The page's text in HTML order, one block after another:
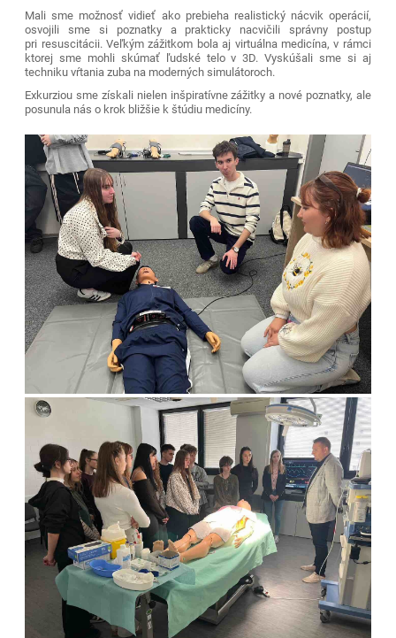
Mali sme možnosť vidieť ako prebieha realistický nácvik operácií,
osvojili sme si poznatky a prakticky nacvičili správny postup
pri resuscitácii. Veľkým zážitkom bola aj virtuálna medicína, v rámci
ktorej sme mohli skúmať ľudské telo v 3D. Vyskúšali sme si aj
techniku vŕtania zuba na moderných simulátoroch.
Exkurziou sme získali nielen inšpiratívne zážitky a nové poznatky, ale
posunula nás o krok bližšie k štúdiu medicíny.